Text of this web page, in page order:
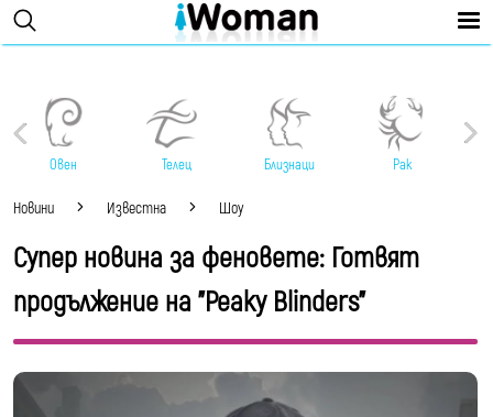
Овен Телец Близнаци Рак
Новини Известна Шоу
Супер новина за феновете: Готвят
продължение на "Peaky Blinders"